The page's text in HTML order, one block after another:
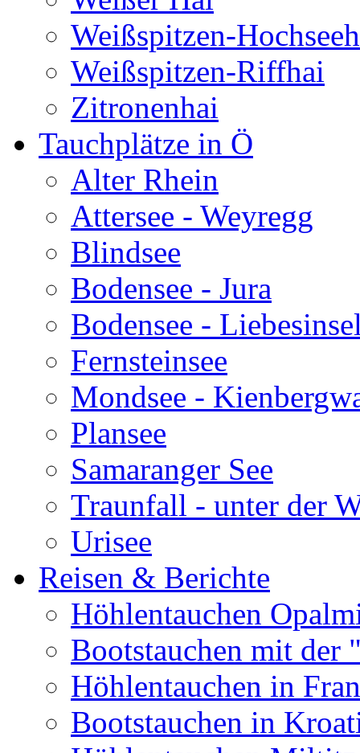
Weißspitzen-
Weißspitzen-Riffhai
Zitronenhai
Tauchplätze in Ö
Alter Rhein
Attersee - Weyregg
Blindsee
Bodensee - Jura
Bodensee -
Fernsteinsee
Mondsee -
Plansee
Samaranger See
Traunfall - unter der
Urisee
Reisen & Berichte
Höhlentauchen
Bootstauchen mit
Höhlentauchen in
Bootstauchen in